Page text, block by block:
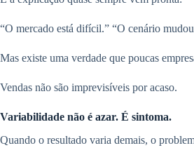
“O mercado está difícil.” “O cenário
Mas existe uma verdade que poucas
Vendas não são imprevisíveis por acaso.
Variabilidade não é azar. É sintoma.
Quando o resultado varia demais, o